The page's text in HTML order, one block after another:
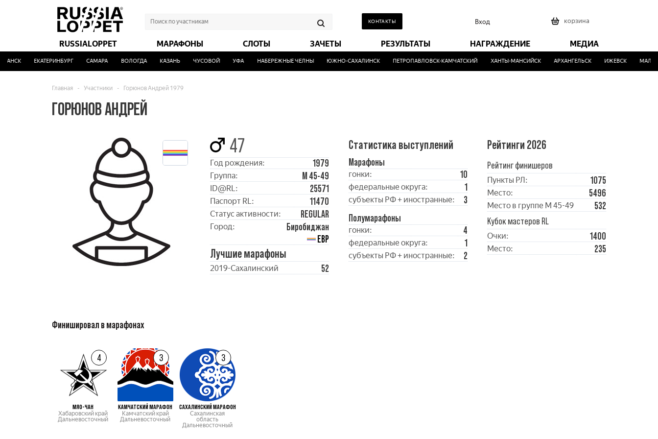
КОНТАКТЫ Вход корзина
RUSSIALOPPET МАРАФОНЫ СЛОТЫ ЗАЧЕТЫ РЕЗУЛЬТАТЫ НАГРАЖДЕНИЕ МЕДИА
ЕКАТЕРИНБУРГ САМАРА ВОЛОГДА КАЗАНЬ ЧУСОВОЙ УФА НАБЕРЕЖНЫЕ ЧЕЛНЫ ЮЖНО-САХАЛИНСК ПЕТРОПАВЛОВСК-КАМЧАТСКИЙ ХАНТЫ-МАНСИЙСК АРХАНГЕЛЬСК ИЖЕВСК
Главная - Участники - Горюнов Андрей 1979
ГОРЮНОВ АНДРЕЙ
47
Год рождения: 1979
Группа: М 45-49
ID@RL: 25571
Паспорт RL: 11470
Статус активности: REGULAR
Город:
Биробиджан
ЕВР
Лучшие марафоны
2019-Сахалинский 52
Статистика выступлений
Марафоны
гонки: 10
федеральные округа: 1
субъекты РФ + иностранные:
3
Полумарафоны
гонки: 4
федеральные округа: 1
субъекты РФ + иностранные: 2
Рейтинги 2026
Рейтинг финишеров
Пункты РЛ: 1075
Место: 5496
Место в группе М 45-49
532
Кубок мастеров RL
Очки: 1400
Место: 235
Финишировал в марафонах
4
МЯО-ЧАН
Хабаровский край
Дальневосточный
3
КАМЧАТСКИЙ МАРАФОН
Камчатский край
Дальневосточный
3
САХАЛИНСКИЙ МАРАФОН
Сахалинская
область
Дальневосточный